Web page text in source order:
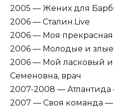
2005 — Жених для
2006 — Сталин.Live
2006 — Моя
2006 — Молодые и злые
2006 — Мой ласковый
Семеновна, врач
2007-2008 — Атлантида
2007 — Своя команда —